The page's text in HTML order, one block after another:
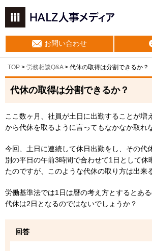
お問い合わせ
TOP > 労務相談Q&A> 代休の取得は分割できるか？
代休の取得は分割できるか？
ここ数ヶ月、社員が土日に出勤することが増
から代休を取るように言ってもなかなか取れ
今回、土日に連続して休日出勤をし、その代
別の平日の午前3時間で合わせて1日として休
たのですが、このような代休の取り方は出来
労働基準法では1日は暦の考え方とするとあ
代休は2日となるのではないでしょうか？
回答